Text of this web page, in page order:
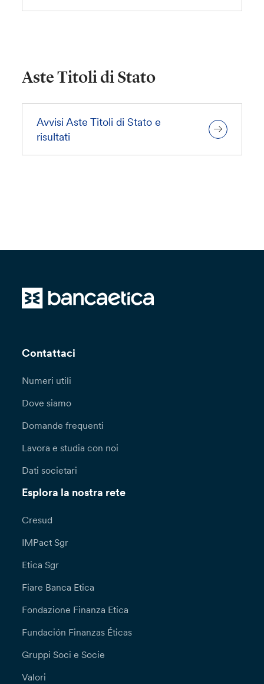
Aste Titoli di Stato
Avvisi Aste Titoli di Stato e
risultati
Contattaci
Numeri utili
Dove siamo
Domande frequenti
Lavora e studia con noi
Dati societari
Esplora la nostra rete
Cresud
IMPact Sgr
Etica Sgr
Fiare Banca Etica
Fondazione Finanza Etica
Fundación Finanzas Éticas
Gruppi Soci e Socie
Valori